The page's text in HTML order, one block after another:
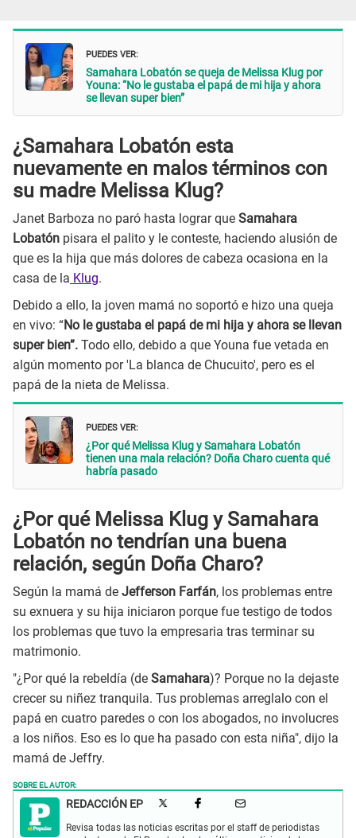
PUEDES VER:
Samahara Lobatón se queja de Melissa Klug por
Youna: “No le gustaba el papá de mi hija y ahora
se llevan super bien”
¿Samahara Lobatón esta
nuevamente en malos términos con
su madre Melissa Klug?
Janet Barboza no paró hasta lograr que Samahara
Lobatón pisara el palito y le conteste, haciendo alusión de
que es la hija que más dolores de cabeza ocasiona en la
casa de la Klug.
Debido a ello, la joven mamá no soportó e hizo una queja
en vivo: “No le gustaba el papá de mi hija y ahora se llevan
super bien”. Todo ello, debido a que Youna fue vetada en
algún momento por 'La blanca de Chucuito', pero es el
papá de la nieta de Melissa.
PUEDES VER:
¿Por qué Melissa Klug y Samahara Lobatón
tienen una mala relación? Doña Charo cuenta qué
habría pasado
¿Por qué Melissa Klug y Samahara
Lobatón no tendrían una buena
relación, según Doña Charo?
Según la mamá de Jefferson Farfán, los problemas entre
su exnuera y su hija iniciaron porque fue testigo de todos
los problemas que tuvo la empresaria tras terminar su
matrimonio.
"¿Por qué la rebeldía (de Samahara)? Porque no la dejaste
crecer su niñez tranquila. Tus problemas arreglalo con el
papá en cuatro paredes o con los abogados, no involucres
a los niños. Eso es lo que ha pasado con esta niña", dijo la
mamá de Jeffry.
SOBRE EL AUTOR:
REDACCIÓN EP
Revisa todas las noticias escritas por el staff de periodistas